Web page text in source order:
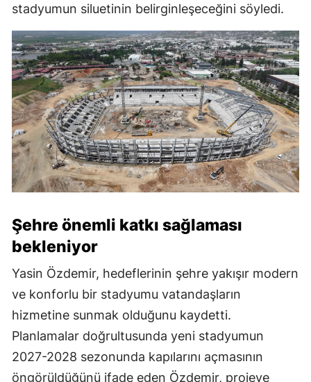
stadyumun siluetinin belirginleşeceğini söyledi.
Şehre önemli katkı sağlaması
bekleniyor
Yasin Özdemir, hedeflerinin şehre yakışır modern
ve konforlu bir stadyumu vatandaşların
hizmetine sunmak olduğunu kaydetti.
Planlamalar doğrultusunda yeni stadyumun
2027-2028 sezonunda kapılarını açmasının
öngörüldüğünü ifade eden Özdemir, projeye